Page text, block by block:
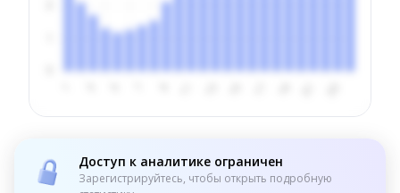
Доступ к аналитике ограничен
Зарегистрируйтесь, чтобы открыть подробную